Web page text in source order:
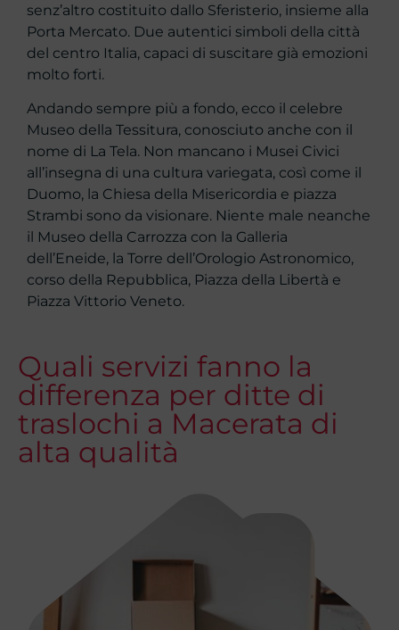
senz’altro costituito dallo Sferisterio, insieme alla
Porta Mercato. Due autentici simboli della città
del centro Italia, capaci di suscitare già emozioni
molto forti.
Andando sempre più a fondo, ecco il celebre
Museo della Tessitura, conosciuto anche con il
nome di La Tela. Non mancano i Musei Civici
all’insegna di una cultura variegata, così come il
Duomo, la Chiesa della Misericordia e piazza
Strambi sono da visionare. Niente male neanche
il Museo della Carrozza con la Galleria
dell’Eneide, la Torre dell’Orologio Astronomico,
corso della Repubblica, Piazza della Libertà e
Piazza Vittorio Veneto.
Quali servizi fanno la
differenza per ditte di
traslochi a Macerata di
alta qualità